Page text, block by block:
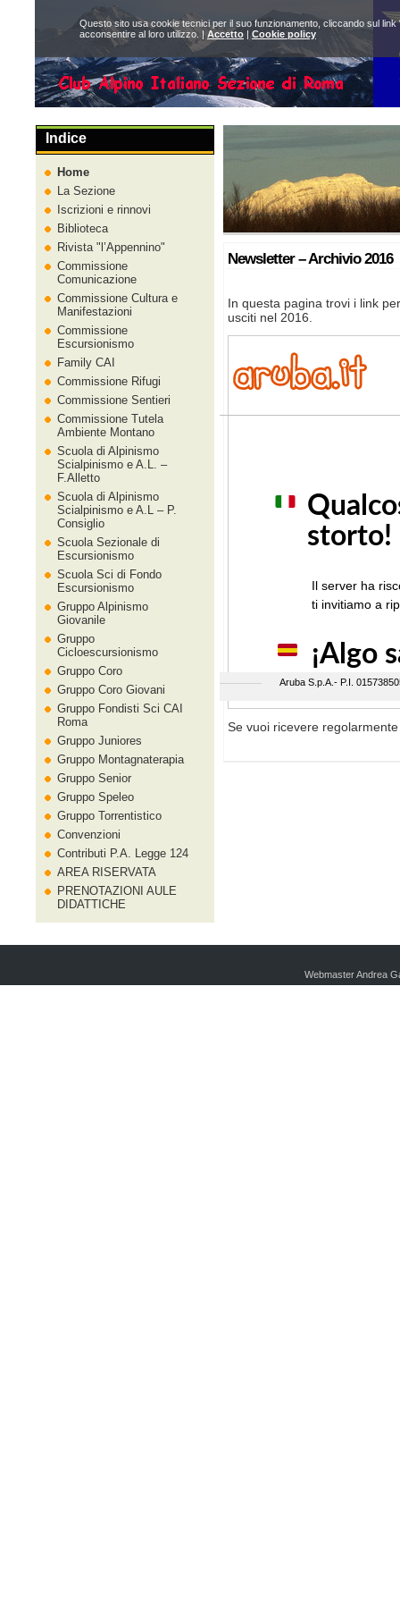
Newsletter – Archivio 2016
In questa pagina trovi i link
usciti nel 2016.
Se vuoi ricevere
Indice
Home
La Sezione
Iscrizioni e rinnovi
Biblioteca
Rivista
l’Appennino
Commissione
Comunicazione
Commissione Cultura e
Manifestazioni
Commissione
Escursionismo
Family CAI
Commissione Rifugi
Commissione Sentieri
Commissione Tutela
Ambiente Montano
Scuola di Alpinismo
Scialpinismo e A.L. –
F.Alletto
Scuola di Alpinismo
Scialpinismo e A.L – P.
Consiglio
Scuola Sezionale di
Escursionismo
Scuola Sci di Fondo
Escursionismo
Gruppo Alpinismo
Giovanile
Gruppo
Cicloescursionismo
Gruppo Coro
Gruppo Coro Giovani
Gruppo Fondisti Sci CAI
Roma
Gruppo Juniores
Gruppo Montagnaterapia
Gruppo Senior
Gruppo Speleo
Gruppo Torrentistico
Convenzioni
Contributi P.A. Legge 124
AREA RISERVATA
PRENOTAZIONI AULE
DIDATTICHE
Questo sito usa cookie tecnici per il suo funzionamento, cliccando sul
acconsentire al loro utilizzo. |Accetto | Cookie policy
Webmaster Andrea